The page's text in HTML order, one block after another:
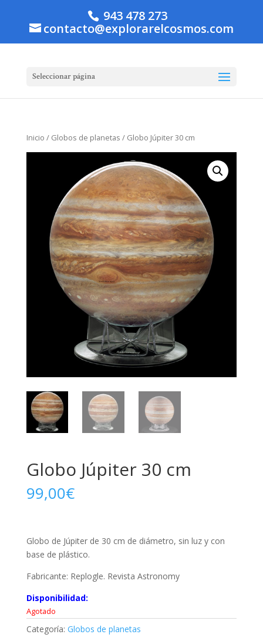
943 478 273
contacto@explorarelcosmos.com
Seleccionar página
Inicio / Globos de planetas / Globo Júpiter 30 cm
Globo Júpiter 30 cm
99,00€
Globo de Júpiter de 30 cm de diámetro, sin luz y con
base de plástico.
Fabricante: Replogle. Revista Astronomy
Disponibilidad:
Agotado
Categoría: Globos de planetas